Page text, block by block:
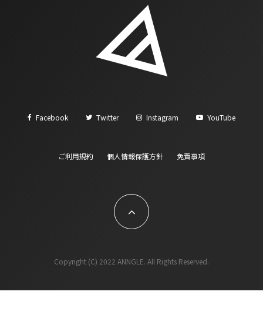
Facebook Twitter Instagram YouTube
ご利用規約 個人情報保護方針 免責事項
Copyright (C) 2022 ANNGLE. All Rights Reserved.